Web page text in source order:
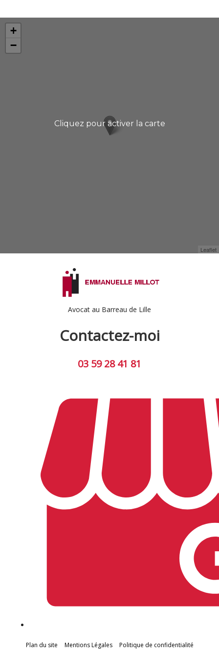
Cliquez pour activer la carte
+
−
Leaflet
Avocat au Barreau de Lille
Contactez-moi
03 59 28 41 81
Plan du site Mentions Légales Politique de confidentialité